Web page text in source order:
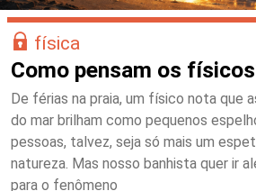
física
Como pensam os
De férias na praia, um físico nota que
do mar brilham como pequenos
pessoas, talvez, seja só mais um
natureza. Mas nosso banhista quer ir
para o fenômeno